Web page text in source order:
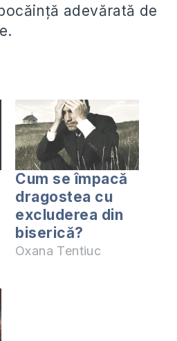
adevărată de
Cum se împacă
dragostea cu
excluderea din
biserică?
Oxana Tentiuc